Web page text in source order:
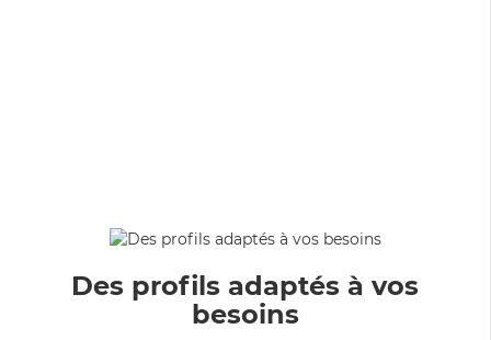
Des profils adaptés à vos
besoins